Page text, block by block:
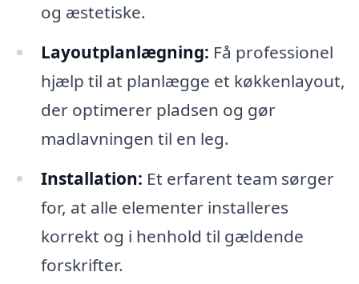
og æstetiske.
Layoutplanlægning: Få professionel
hjælp til at planlægge et køkkenlayout,
der optimerer pladsen og gør
madlavningen til en leg.
Installation: Et erfarent team sørger
for, at alle elementer installeres
korrekt og i henhold til gældende
forskrifter.